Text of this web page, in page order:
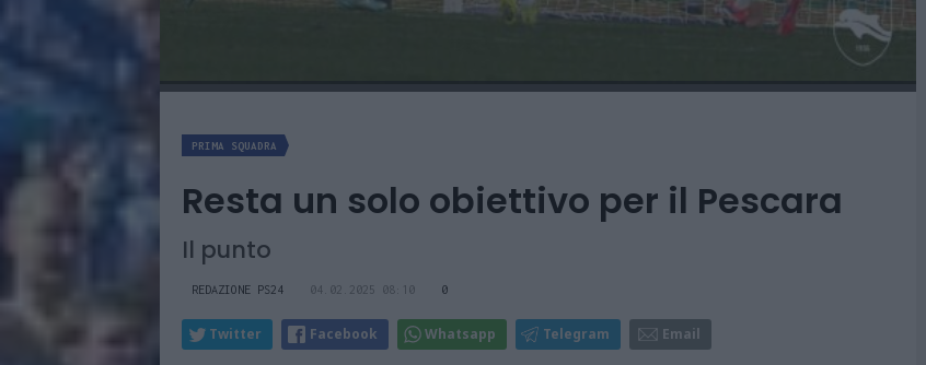
PRIMA SQUADRA
Resta un solo obiettivo per il Pescara
Il punto
REDAZIONE PS24 04.02.2025 08:10 0
Twitter Facebook Whatsapp Telegram Email